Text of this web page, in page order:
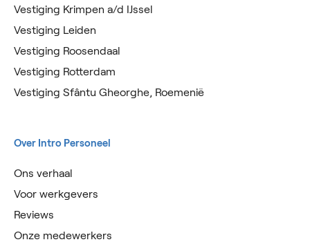
Vestiging Krimpen a/d IJssel
Vestiging Leiden
Vestiging Roosendaal
Vestiging Rotterdam
Vestiging Sfântu Gheorghe, Roemenië
Over Intro Personeel
Ons verhaal
Voor werkgevers
Reviews
Onze medewerkers